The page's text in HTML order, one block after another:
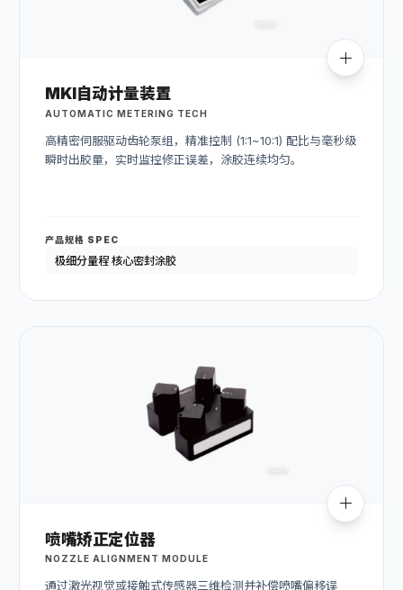
MKI自动计量装置
AUTOMATIC METERING TECH
高精密伺服驱动齿轮泵组，精准控制 (1:1~10:1) 配比与毫秒级
瞬时出胶量，实时监控修正误差，涂胶连续均匀。
产品规格 SPEC
极细分量程 核心密封涂胶
喷嘴矫正定位器
NOZZLE ALIGNMENT MODULE
通过激光视觉或接触式传感器三维检测并补偿喷嘴偏移误